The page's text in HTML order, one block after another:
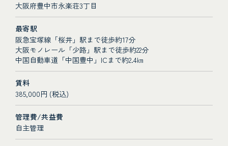
大阪府豊中市永楽荘3丁目
最寄駅
阪急宝塚線「桜井」駅まで徒歩約17分
大阪モノレール「少路」駅まで徒歩約22分
中国自動車道「中国豊中」ICまで約2.4㎞
賃料
385,000円 (税込)
管理費/共益費
自主管理